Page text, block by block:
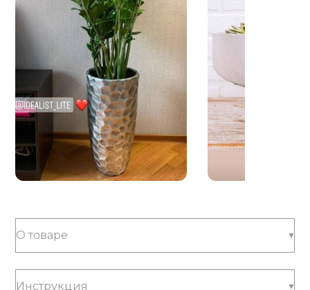
О товаре
Инструкция